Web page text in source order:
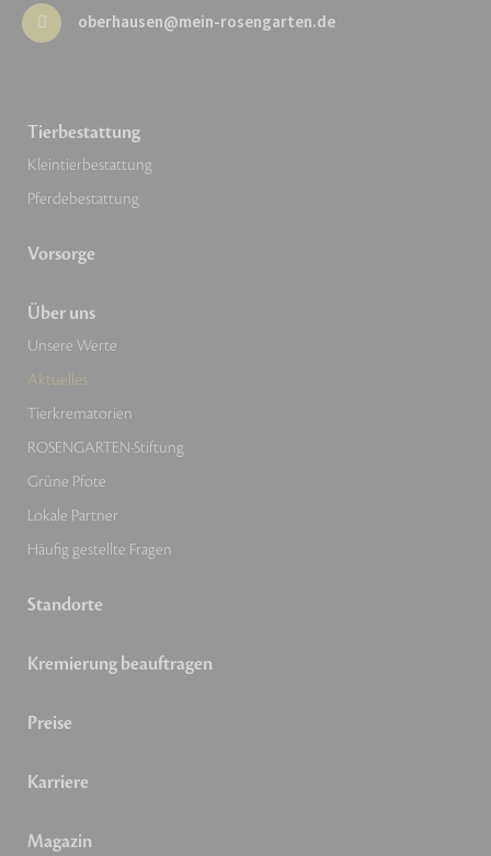
oberhausen@mein-rosengarten.de
Tierbestattung
Kleintierbestattung
Pferdebestattung
Vorsorge
Über uns
Unsere Werte
Aktuelles
Tierkrematorien
ROSENGARTEN-Stiftung
Grüne Pfote
Lokale Partner
Häufig gestellte Fragen
Standorte
Kremierung beauftragen
Preise
Karriere
Magazin